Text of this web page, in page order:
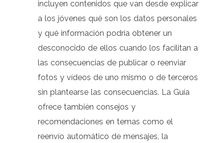
incluyen contenidos que van desde explicar
a los jóvenes qué son los datos personales
y qué información podría obtener un
desconocido de ellos cuando los facilitan a
las consecuencias de publicar o reenviar
fotos y vídeos de uno mismo o de terceros
sin plantearse las consecuencias. La Guía
ofrece también consejos y
recomendaciones en temas como el
reenvío automático de mensajes, la